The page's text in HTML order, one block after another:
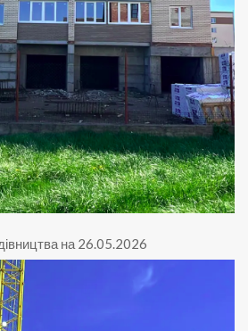
на 26.05.2026